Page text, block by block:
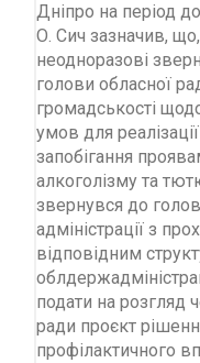
Дніпро на період
О. Сич зазначив,
неодноразові
голови обласної
громадськості
умов для
запобігання
алкоголізму та
звернувся до
адміністрації з
відповід­ним
подати на розгляд
ради проєкт
профілактичного